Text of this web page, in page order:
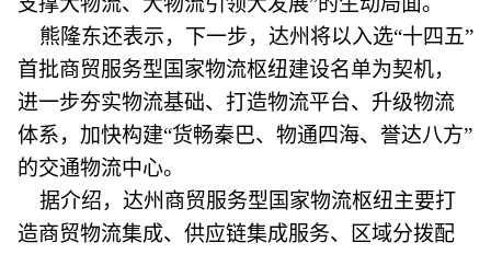
熊隆东还表示，下一步，达州将以入选“十四五”
首批商贸服务型国家物流枢纽建设名单为契机，
进一步夯实物流基础、打造物流平台、升级物流
体系，加快构建“货畅秦巴、物通四海、誉达八方”
的交通物流中心。
据介绍，达州商贸服务型国家物流枢纽主要打
造商贸物流集成、供应链集成服务、区域分拨配